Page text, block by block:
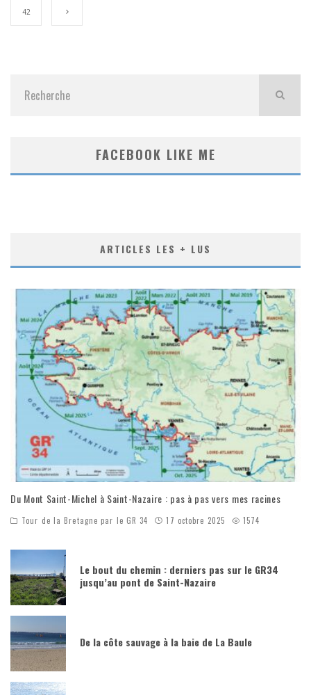
42
FACEBOOK LIKE ME
ARTICLES LES + LUS
Du Mont Saint-Michel à Saint-Nazaire : pas à pas vers mes racines
Tour de la Bretagne par le GR 34 17 octobre 2025 1574
Le bout du chemin : derniers pas sur le GR34
jusqu’au pont de Saint-Nazaire
De la côte sauvage à la baie de La Baule